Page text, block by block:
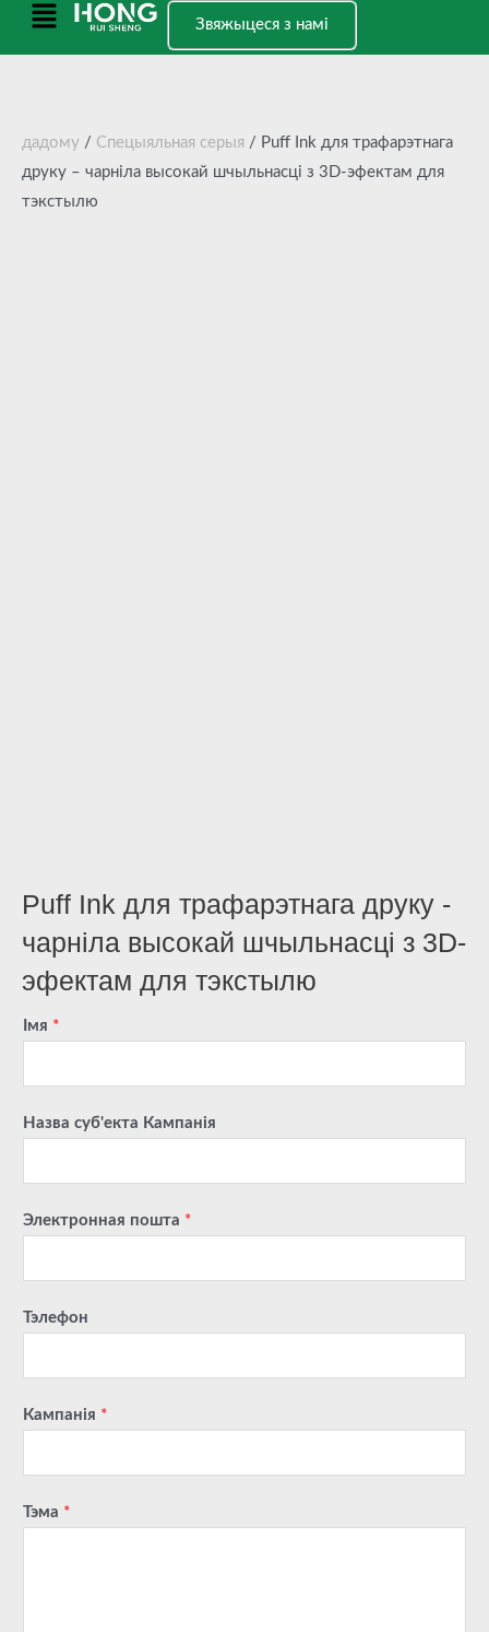
ПерайсціГалоўнае
Звяжыцеся з намі
дадому / Спецыяльная серыя / Puff Ink для трафарэтнага
друку – чарніла высокай шчыльнасці з 3D-эфектам для
тэкстылю
Puff Ink для трафарэтнага друку -
чарніла высокай шчыльнасці з 3D-
эфектам для тэкстылю
Імя *
Назва суб'екта Кампанія
Электронная пошта *
Тэлефон
Кампанія *
Тэма *